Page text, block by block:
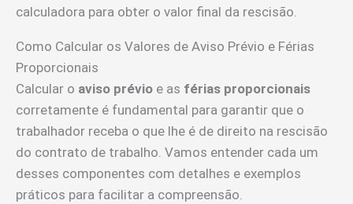
calculadora para obter o valor final da rescisão.
Como Calcular os Valores de Aviso Prévio e Férias
Proporcionais
Calcular o aviso prévio e as férias proporcionais
corretamente é fundamental para garantir que o
trabalhador receba o que lhe é de direito na rescisão
do contrato de trabalho. Vamos entender cada um
desses componentes com detalhes e exemplos
práticos para facilitar a compreensão.